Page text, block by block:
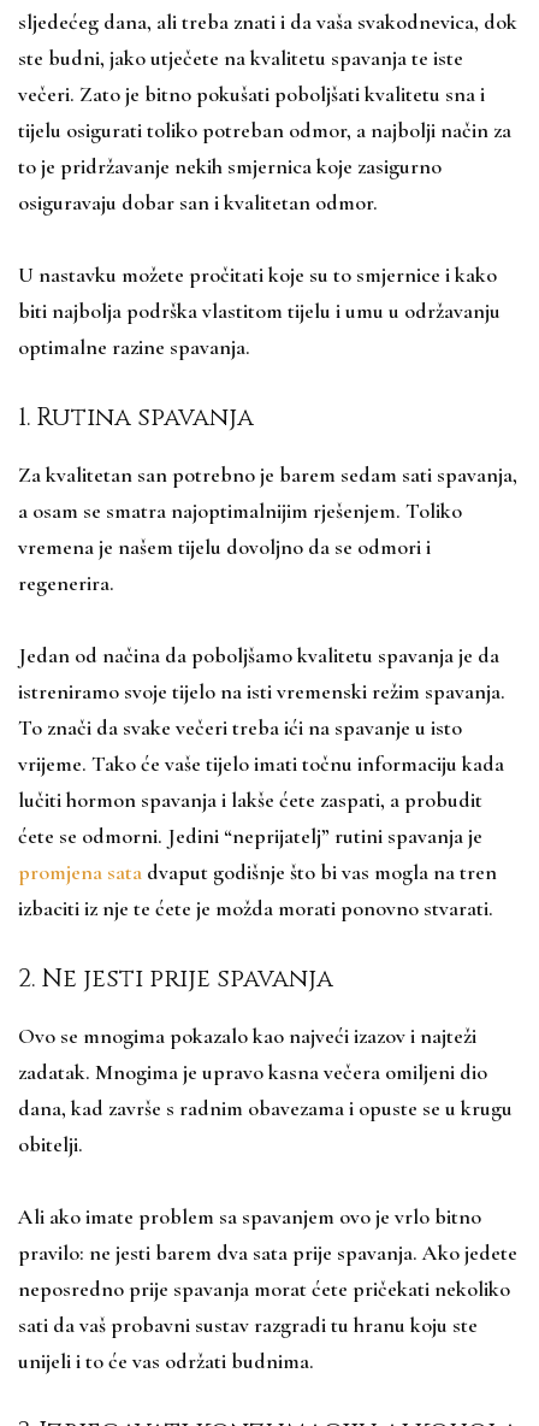
sljedećeg dana, ali treba znati i da vaša svakodnevica, dok
ste budni, jako utječete na kvalitetu spavanja te iste
večeri. Zato je bitno pokušati poboljšati kvalitetu sna i
tijelu osigurati toliko potreban odmor, a najbolji način za
to je pridržavanje nekih smjernica koje zasigurno
osiguravaju dobar san i kvalitetan odmor.
U nastavku možete pročitati koje su to smjernice i kako
biti najbolja podrška vlastitom tijelu i umu u održavanju
optimalne razine spavanja.
1. Rutina spavanja
Za kvalitetan san potrebno je barem sedam sati spavanja,
a osam se smatra najoptimalnijim rješenjem. Toliko
vremena je našem tijelu dovoljno da se odmori i
regenerira.
Jedan od načina da poboljšamo kvalitetu spavanja je da
istreniramo svoje tijelo na isti vremenski režim spavanja.
To znači da svake večeri treba ići na spavanje u isto
vrijeme. Tako će vaše tijelo imati točnu informaciju kada
lučiti hormon spavanja i lakše ćete zaspati, a probudit
ćete se odmorni. Jedini “neprijatelj” rutini spavanja je
promjena sata dvaput godišnje što bi vas mogla na tren
izbaciti iz nje te ćete je možda morati ponovno stvarati.
2. Ne jesti prije spavanja
Ovo se mnogima pokazalo kao najveći izazov i najteži
zadatak. Mnogima je upravo kasna večera omiljeni dio
dana, kad završe s radnim obavezama i opuste se u krugu
obitelji.
Ali ako imate problem sa spavanjem ovo je vrlo bitno
pravilo: ne jesti barem dva sata prije spavanja. Ako jedete
neposredno prije spavanja morat ćete pričekati nekoliko
sati da vaš probavni sustav razgradi tu hranu koju ste
unijeli i to će vas održati budnima.